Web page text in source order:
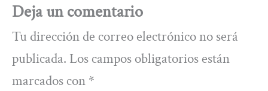
Deja un comentario
Tu dirección de correo electrónico no será
publicada. Los campos obligatorios están
marcados con *